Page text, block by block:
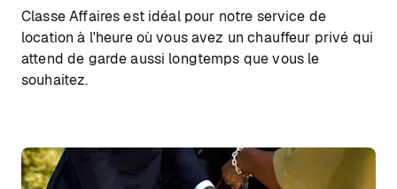
Classe Affaires est idéal pour notre service de
location à l'heure où vous avez un chauffeur privé qui
attend de garde aussi longtemps que vous le
souhaitez.